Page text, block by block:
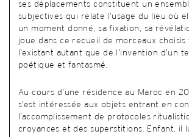
ses déplacements constituent un
subjectives qui relate l’usage du lieu où
un moment donné, sa fixation, sa
joue dans ce recueil de morceaux choisis
l’existant autant que de l’invention d’un
poétique et fantasmé.
Au cours d’une résidence au Maroc en
s’est intéressée aux objets entrant en
l’accomplissement de protocoles
croyances et des superstitions. Enfant, il